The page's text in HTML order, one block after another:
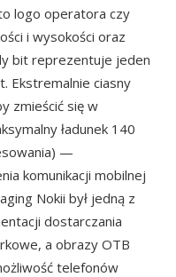
logo operatora czy
i wysokości oraz
bit reprezentuje jeden
Ekstremalnie ciasny
zmieścić się w
ładunek 140
—
komunikacji mobilnej
Nokii był jedną z
dostarczania
a obrazy OTB
telefonów